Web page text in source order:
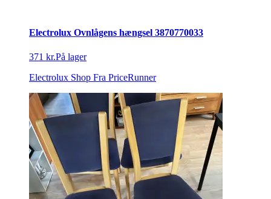
Electrolux Ovnlågens hængsel 3870770033
371 kr.På lager
Electrolux Shop Fra PriceRunner